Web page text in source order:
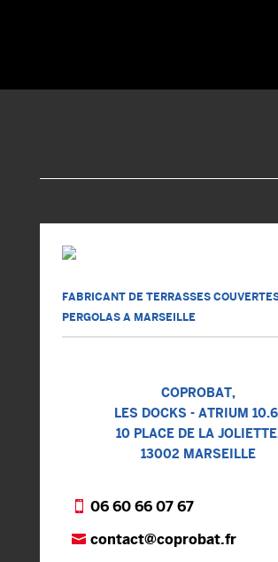
FABRICANT DE TERRASSES
PERGOLAS A MARSEILLE
COPROBAT,
LES DOCKS - ATRIUM
10 PLACE DE LA
13002 MARSEILLE
06 60 66 07 67
contact@coprobat.fr